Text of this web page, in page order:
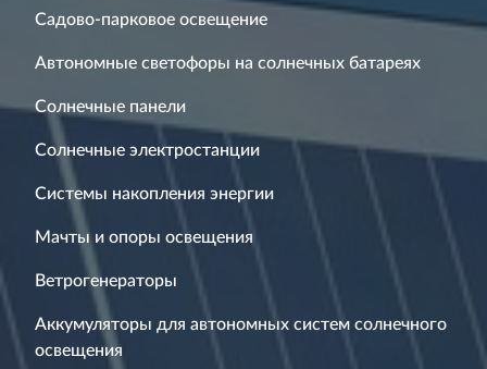
Садово-парковое освещение
Автономные светофоры на солнечных батареях
Солнечные панели
Солнечные электростанции
Системы накопления энергии
Мачты и опоры освещения
Ветрогенераторы
Аккумуляторы для автономных систем солнечного
освещения